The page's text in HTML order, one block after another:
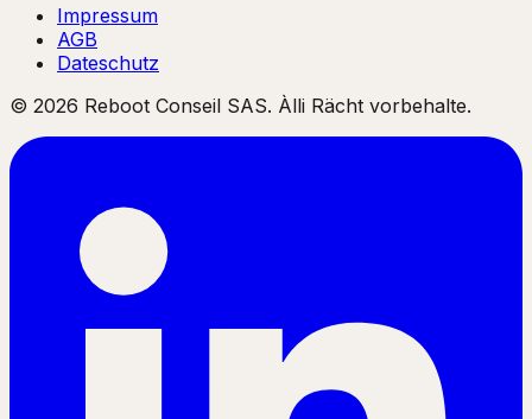
Impressum
AGB
Dateschutz
© 2026 Reboot Conseil SAS. Àlli Rächt vorbehalte.